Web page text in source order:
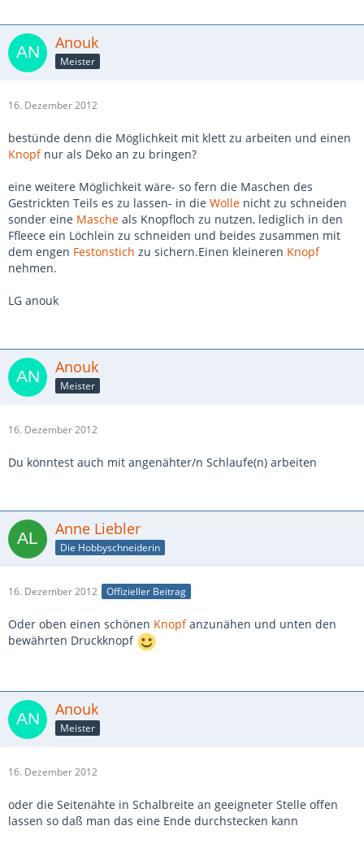
Anouk
Meister
16. Dezember 2012
bestünde denn die Möglichkeit mit klett zu arbeiten und einen
Knopfnur als Deko an zu bringen?
eine weitere Möglichkeit wäre- so fern die Maschen des
Gestrickten Teils es zu lassen- in die Wolle nicht zu schneiden
sonder eine Masche als Knopfloch zu nutzen, lediglich in den
Ffleece ein Löchlein zu schneiden und beides zusammen mit
dem engen Festonstich zu sichern.Einen kleineren Knopf
nehmen.
LG anouk
Anouk
Meister
16. Dezember 2012
Du könntest auch mit angenähter/n Schlaufe(n) arbeiten
Anne Liebler
Die Hobbyschneiderin
16. Dezember 2012 Offizieller Beitrag
Oder oben einen schönen Knopfanzunähen und unten den
bewährten Druckknopf
Anouk
Meister
16. Dezember 2012
oder die Seitenähte in Schalbreite an geeigneter Stelle offen
lassen so daß man das eine Ende durchstecken kann